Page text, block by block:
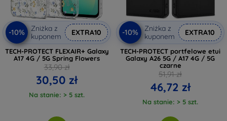
-10%
Zniżka z
kuponem
EXTRA10
TECH-PROTECT FLEXAIR+ Galaxy
A17 4G / 5G Spring Flowers
33,90 zł
30,50 zł
Na stanie: > 5 szt.
-10%
Zniżka z
kuponem
EXTRA10
TECH-PROTECT portfelowe etui
Galaxy A26 5G / A17 4G / 5G
czarne
51,91 zł
46,72 zł
Na stanie: > 5 szt.